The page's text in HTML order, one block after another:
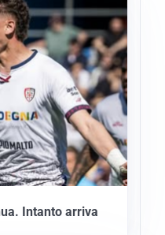
Intanto arriva